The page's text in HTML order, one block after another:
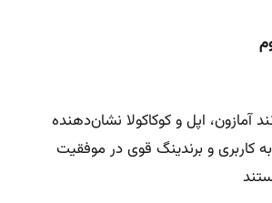
آمازون، اپل و کوکاکولا نشان‌دهنده
کاربری و برندینگ قوی در موفقیت